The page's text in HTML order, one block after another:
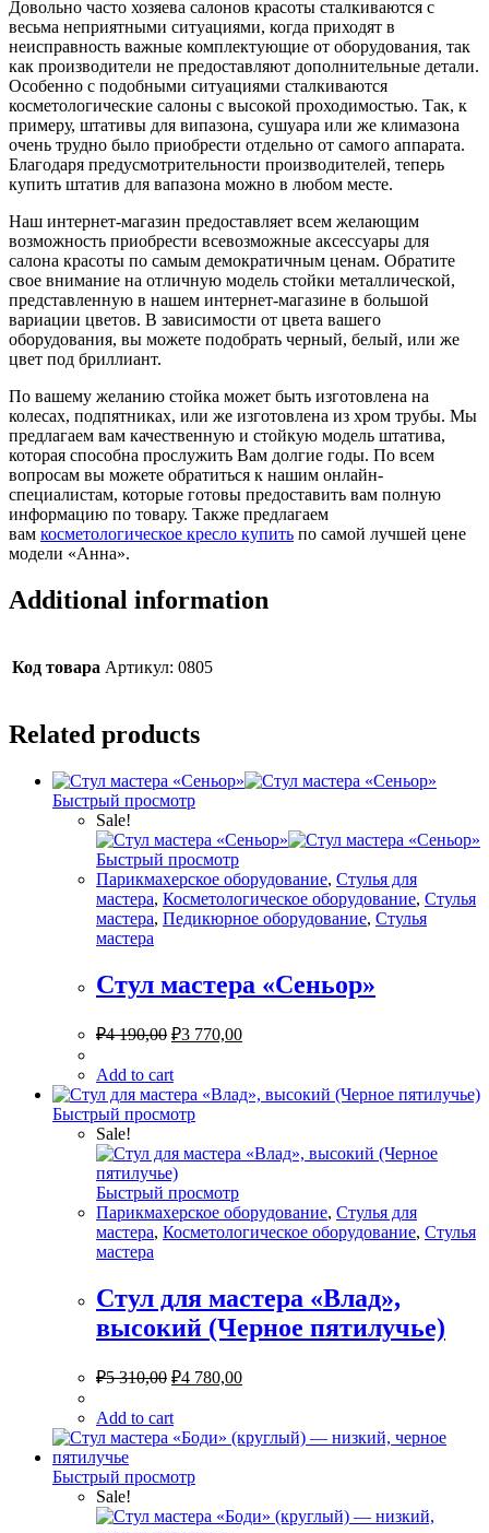
Довольно часто хозяева салонов красоты сталкиваются с
весьма неприятными ситуациями, когда приходят в
неисправность важные комплектующие от оборудования, так
как производители не предоставляют дополнительные детали.
Особенно с подобными ситуациями сталкиваются
косметологические салоны с высокой проходимостью. Так, к
примеру, штативы для випазона, сушуара или же климазона
очень трудно было приобрести отдельно от самого аппарата.
Благодаря предусмотрительности производителей, теперь
купить штатив для вапазона можно в любом месте.
Наш интернет-магазин предоставляет всем желающим
возможность приобрести всевозможные аксессуары для
салона красоты по самым демократичным ценам. Обратите
свое внимание на отличную модель стойки металлической,
представленную в нашем интернет-магазине в большой
вариации цветов. В зависимости от цвета вашего
оборудования, вы можете подобрать черный, белый, или же
цвет под бриллиант.
По вашему желанию стойка может быть изготовлена на
колесах, подпятниках, или же изготовлена из хром трубы. Мы
предлагаем вам качественную и стойкую модель штатива,
которая способна прослужить Вам долгие годы. По всем
вопросам вы можете обратиться к нашим онлайн-
специалистам, которые готовы предоставить вам полную
информацию по товару. Также предлагаем
вам косметологическое кресло купить по самой лучшей цене
модели «Анна».
Additional information
Код товара Артикул: 0805
Related products
Быстрый просмотр
Sale!
Быстрый просмотр
Парикмахерское оборудование, Стулья для
мастера, Косметологическое оборудование, Стулья
мастера, Педикюрное оборудование, Стулья
мастера
Стул мастера «Сеньор»
₽4 190,00 ₽3 770,00
Add to cart
Быстрый просмотр
Sale!
Быстрый просмотр
Парикмахерское оборудование, Стулья для
мастера, Косметологическое оборудование, Стулья
мастера
Стул для мастера «Влад»,
высокий (Черное пятилучье)
₽5 310,00 ₽4 780,00
Add to cart
Быстрый просмотр
Sale!